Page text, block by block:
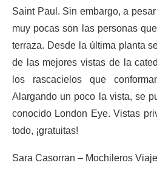
Saint Paul. Sin embargo, a
muy pocas son las personas
terraza. Desde la última planta
de las mejores vistas de la
los rascacielos que
Alargando un poco la vista, se
conocido London Eye. Vistas
todo, ¡gratuitas!
Sara Casorran – Mochileros